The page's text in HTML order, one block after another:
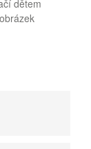
dětem